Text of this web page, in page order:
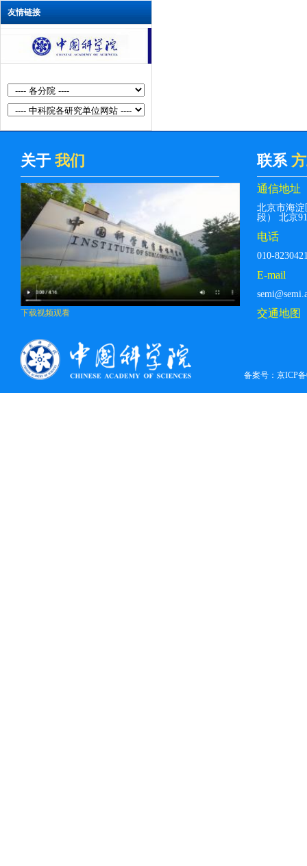
信息技术重点实验室电路工程师招
聘
中国科学院半导体研究所光电子材
友情链接
关于 我们
下载视频观看
联系
通信地址
北京市海
段） 北京
电话
010-
E-mail
交通地图
备案号： 京ICP